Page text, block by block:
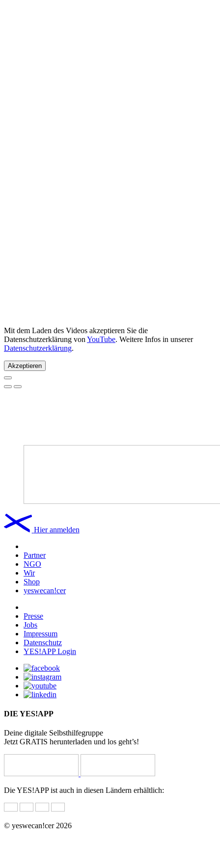
Mit dem Laden des Videos akzeptieren Sie die
Datenschutzerklärung von YouTube. Weitere Infos in unserer
Datenschutzerklärung.
Akzeptieren
Hier anmelden
Partner
NGO
Wir
Shop
yeswecan!cer
Presse
Jobs
Impressum
Datenschutz
YES!APP Login
DIE YES!APP
Deine digitale Selbsthilfegruppe
Jetzt GRATIS herunterladen und los geht’s!
Die YES!APP ist auch in diesen Ländern erhältlich:
© yeswecan!cer 2026